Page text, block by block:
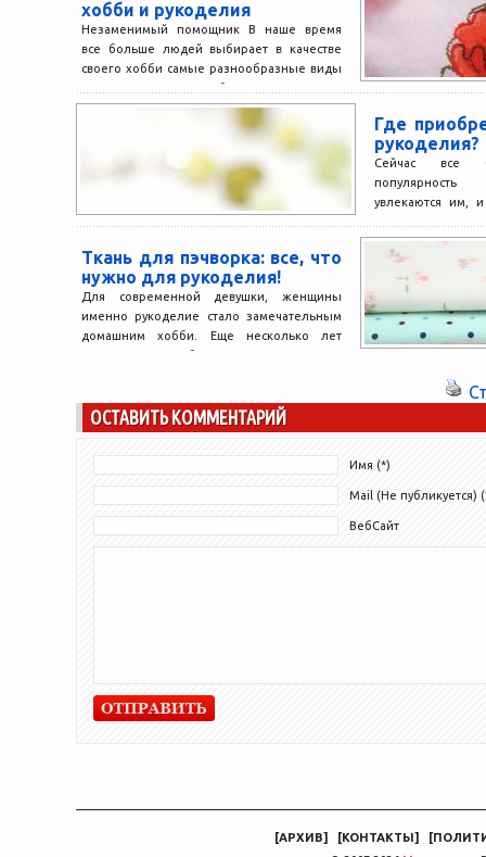
хобби и рукоделия
Незаменимый помощник В наше время
все больше людей выбирает в качестве
своего хобби самые разнообразные виды
рукоделия. Это может быть...
Где
рукоделия?
Сейчас все
увлекаются им,
неплохим
Ткань для пэчворка: все, что
нужно для рукоделия!
Для современной девушки, женщины
именно рукоделие стало замечательным
домашним хобби. Еще несколько лет
назад все жили в бешеном ритме и...
ОСТАВИТЬ КОММЕНТАРИЙ
Имя (*)
Mail (Не публикуется)
ВебСайт
[АРХИВ] [КОНТАКТЫ] [